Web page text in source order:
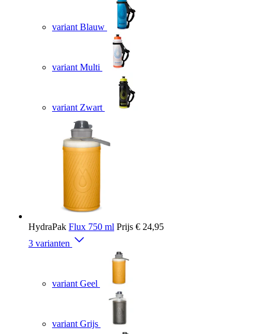
variant Blauw
variant Multi
variant Zwart
HydraPak Flux 750 ml Prijs € 24,95
3 varianten
variant Geel
variant Grijs